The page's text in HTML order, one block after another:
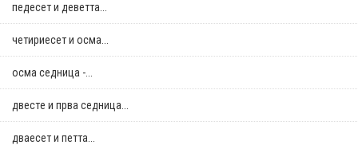
педесет и деветта...
четириесет и осма...
осма седница -...
двестe и прва седница...
дваесет и петта...